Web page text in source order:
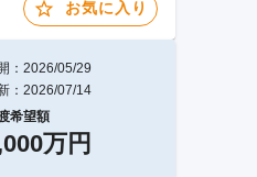
お気に入り
：2026/05/29
：2026/07/14
希望額
万円